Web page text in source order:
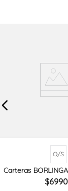
O/S
Carteras
6990